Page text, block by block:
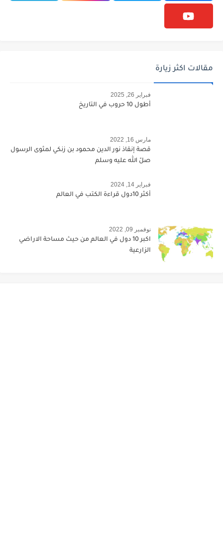
مقالات اكثر زيارة
فبراير 26, 2025
أطول 10 حروب في التاريخ
مارس 16, 2022
قصة إنقاذ نور الدين محمود بن زنكي لمثوى الرسول
صلّ الله عليه وسلم
فبراير 14, 2024
أكثر 10دول قراءة الكتب في العالم
نوفمبر 09, 2022
اكبر 10 دول في العالم من حيث مساحة الاراضي
الزارعية